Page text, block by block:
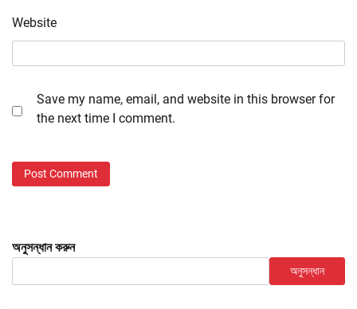
Website
Save my name, email, and website in this browser for
the next time I comment.
অনুসন্ধান করুন
অনুসন্ধান